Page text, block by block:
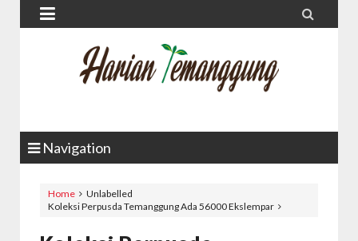
 
Navigation
Home
Unlabelled
Koleksi Perpusda Temanggung Ada 56000 Ekslempar